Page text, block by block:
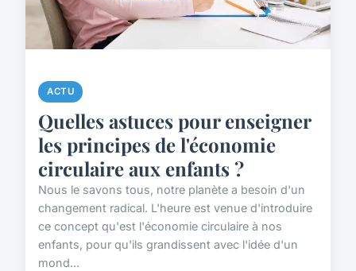
ACTU
Quelles astuces pour enseigner
les principes de l'économie
circulaire aux enfants ?
Nous le savons tous, notre planète a besoin d'un
changement radical. L'heure est venue d'introduire
ce concept qu'est l'économie circulaire à nos
enfants, pour qu'ils grandissent avec l'idée d'un
mond...